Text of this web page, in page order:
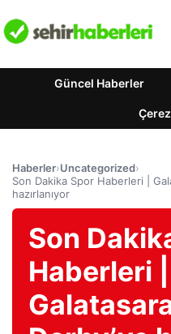
Güncel Haberler
Haberler›Uncategorized›
Son Dakika Spor Haberleri |
hazırlanıyor
Son
Haberleri |